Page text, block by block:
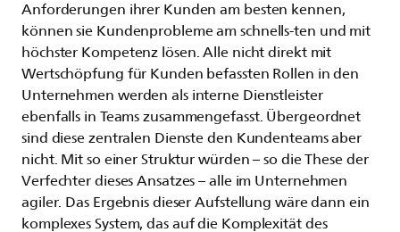
Anforderungen ihrer Kunden am besten kennen,
können sie Kundenprobleme am schnells-ten und mit
höchster Kompetenz lösen. Alle nicht direkt mit
Wertschöpfung für Kunden befassten Rollen in den
Unternehmen werden als interne Dienstleister
ebenfalls in Teams zusammengefasst. Übergeordnet
sind diese zentralen Dienste den Kundenteams aber
nicht. Mit so einer Struktur würden – so die These der
Verfechter dieses Ansatzes – alle im Unternehmen
agiler. Das Ergebnis dieser Aufstellung wäre dann ein
komplexes System, das auf die Komplexität des